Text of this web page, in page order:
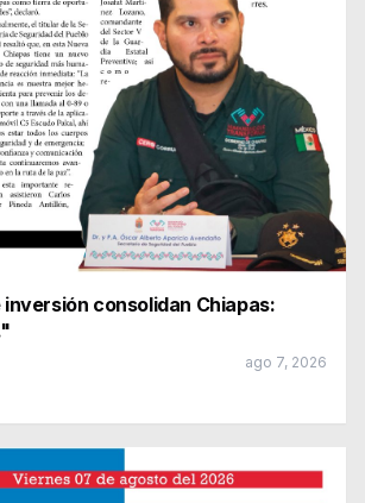
consolidan Chiapas:
ago 7, 2026